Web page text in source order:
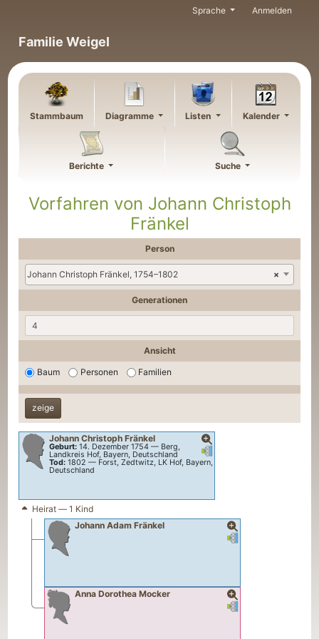
Familie Weigel
Sprache Anmelden
Stammbaum Diagramme Listen Kalender
Berichte Suche
Vorfahren von Johann Christoph
Fränkel
Person
×
Johann Christoph Fränkel, 1754–1802
Generationen
Ansicht
Baum Personen Familien
Verknüpfungen
Johann ChristophFränkel
Geburt: 14. Dezember 1754 — Berg,
Landkreis Hof, Bayern, Deutschland
Tod: 1802 — Forst, Zedtwitz, LK Hof, Bayern,
Deutschland
Heirat — 1 Kind
Verknüpfungen
Johann AdamFränkel
Verknüpfungen
Verknüpfungen
Anna DorotheaMocker